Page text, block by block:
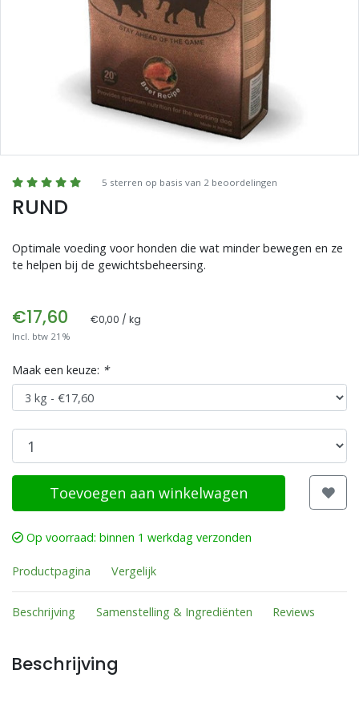
5 sterren op basis van 2 beoordelingen
RUND
Optimale voeding voor honden die wat minder bewegen en ze
te helpen bij de gewichtsbeheersing.
€17,60 €0,00 / kg
Incl. btw 21%
Maak een keuze: *
Toevoegen aan winkelwagen
Op voorraad: binnen 1 werkdag verzonden
Productpagina Vergelijk
Beschrijving Samenstelling & Ingrediënten Reviews
Beschrijving